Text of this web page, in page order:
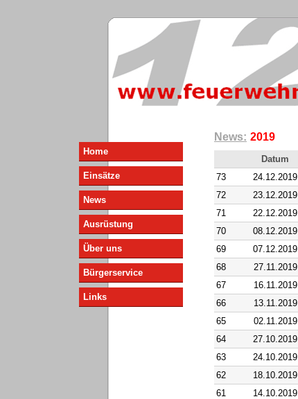
Home
Einsätze
News
Ausrüstung
Über uns
Bürgerservice
Links
News: 2019
Datum
73
24.12.2019
72
23.12.2019
71
22.12.2019
70
08.12.2019
69
07.12.2019
68
27.11.2019
67
16.11.2019
66
13.11.2019
65
02.11.2019
64
27.10.2019
63
24.10.2019
62
18.10.2019
61
14.10.2019